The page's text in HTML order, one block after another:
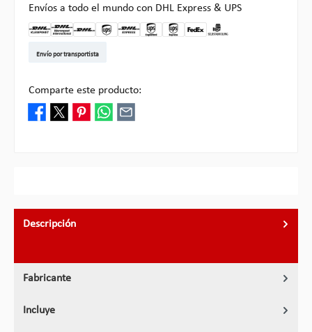
Envíos a todo el mundo con DHL Express & UPS
Envío por transportista
Comparte este producto:
Descripción
Fabricante
Incluye